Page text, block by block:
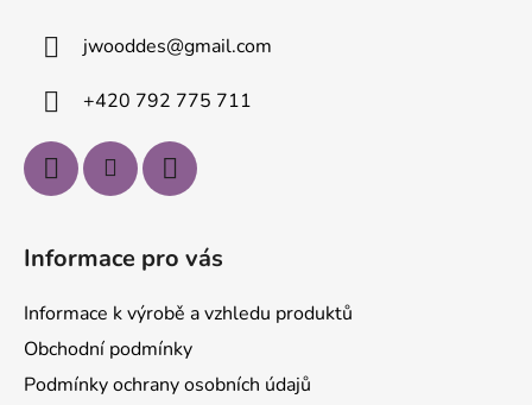
jwooddes@gmail.com
+420 792 775 711
Informace pro vás
Informace k výrobě a vzhledu produktů
Obchodní podmínky
Podmínky ochrany osobních údajů